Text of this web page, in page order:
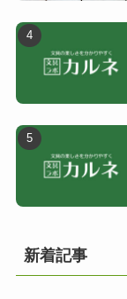
新着記事